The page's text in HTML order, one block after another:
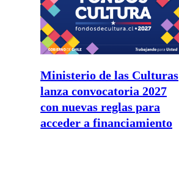
Ministerio de las Culturas
lanza convocatoria 2027
con nuevas reglas para
acceder a financiamiento